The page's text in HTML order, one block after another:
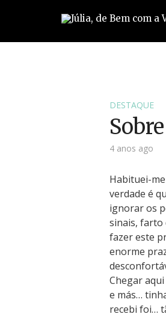
DESTAQUE
4 anos ago
Habituei-
verdade é
ignorar os
sinais, farto
fazer este
enorme
Chegar
e más…
recebi foi…